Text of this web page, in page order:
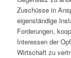
Zuschüsse in
eigenständige
Forderungen,
Interessen der
Wirtschaft zu